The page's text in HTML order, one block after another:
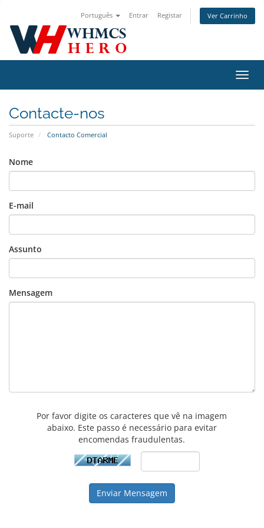
Português Entrar Registar Ver Carrinho
Contacte-nos
Suporte Contacto Comercial
Nome
E-mail
Assunto
Mensagem
Por favor digite os caracteres que vê na imagem
abaixo. Este passo é necessário para evitar
encomendas fraudulentas.
Enviar Mensagem